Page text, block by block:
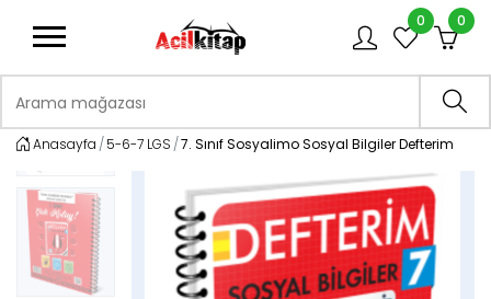
0 0
Anasayfa 5-6-7 LGS 7. Sınıf Sosyalimo Sosyal Bilgiler Defterim